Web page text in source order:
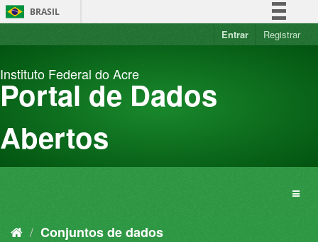
Pular
para
BRASIL
Simplifique!
Acesso à informação
Entrar Registrar
Instituto Federal do Acre
Portal de Dados
Abertos
Conjuntos de dados